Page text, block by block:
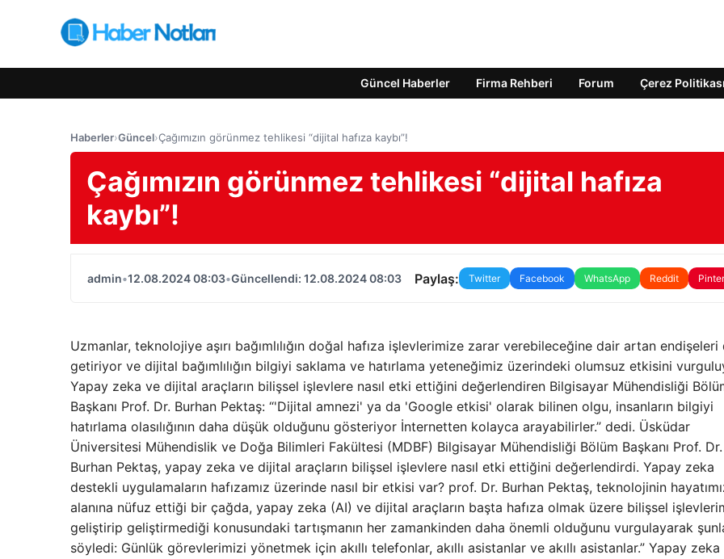
Güncel Haberler Firma Rehberi Forum Çerez Politikası
Haberler›Güncel›Çağımızın görünmez tehlikesi “dijital hafıza kaybı”!
Çağımızın görünmez tehlikesi “dijital hafıza
kaybı”!
admin•12.08.2024 08:03•Güncellendi: 12.08.2024 08:03 Paylaş: Twitter Facebook WhatsApp Reddit
Uzmanlar, teknolojiye aşırı bağımlılığın doğal hafıza işlevlerimize zarar verebileceğine dair artan endişeleri
getiriyor ve dijital bağımlılığın bilgiyi saklama ve hatırlama yeteneğimiz üzerindeki olumsuz etkisini
Yapay zeka ve dijital araçların bilişsel işlevlere nasıl etki ettiğini değerlendiren Bilgisayar Mühendisliği
Başkanı Prof. Dr. Burhan Pektaş: “'Dijital amnezi' ya da 'Google etkisi' olarak bilinen olgu, insanların bilgiyi
hatırlama olasılığının daha düşük olduğunu gösteriyor İnternetten kolayca arayabilirler.” dedi. Üsküdar
Üniversitesi Mühendislik ve Doğa Bilimleri Fakültesi (MDBF) Bilgisayar Mühendisliği Bölüm Başkanı Prof. Dr.
Burhan Pektaş, yapay zeka ve dijital araçların bilişsel işlevlere nasıl etki ettiğini değerlendirdi. Yapay zeka
destekli uygulamaların hafızamız üzerinde nasıl bir etkisi var? prof. Dr. Burhan Pektaş, teknolojinin
alanına nüfuz ettiği bir çağda, yapay zeka (AI) ve dijital araçların başta hafıza olmak üzere bilişsel
geliştirip geliştirmediği konusundaki tartışmanın her zamankinden daha önemli olduğunu vurgulayarak
söyledi: Günlük görevlerimizi yönetmek için akıllı telefonlar, akıllı asistanlar ve akıllı asistanlar.” Yapay zeka